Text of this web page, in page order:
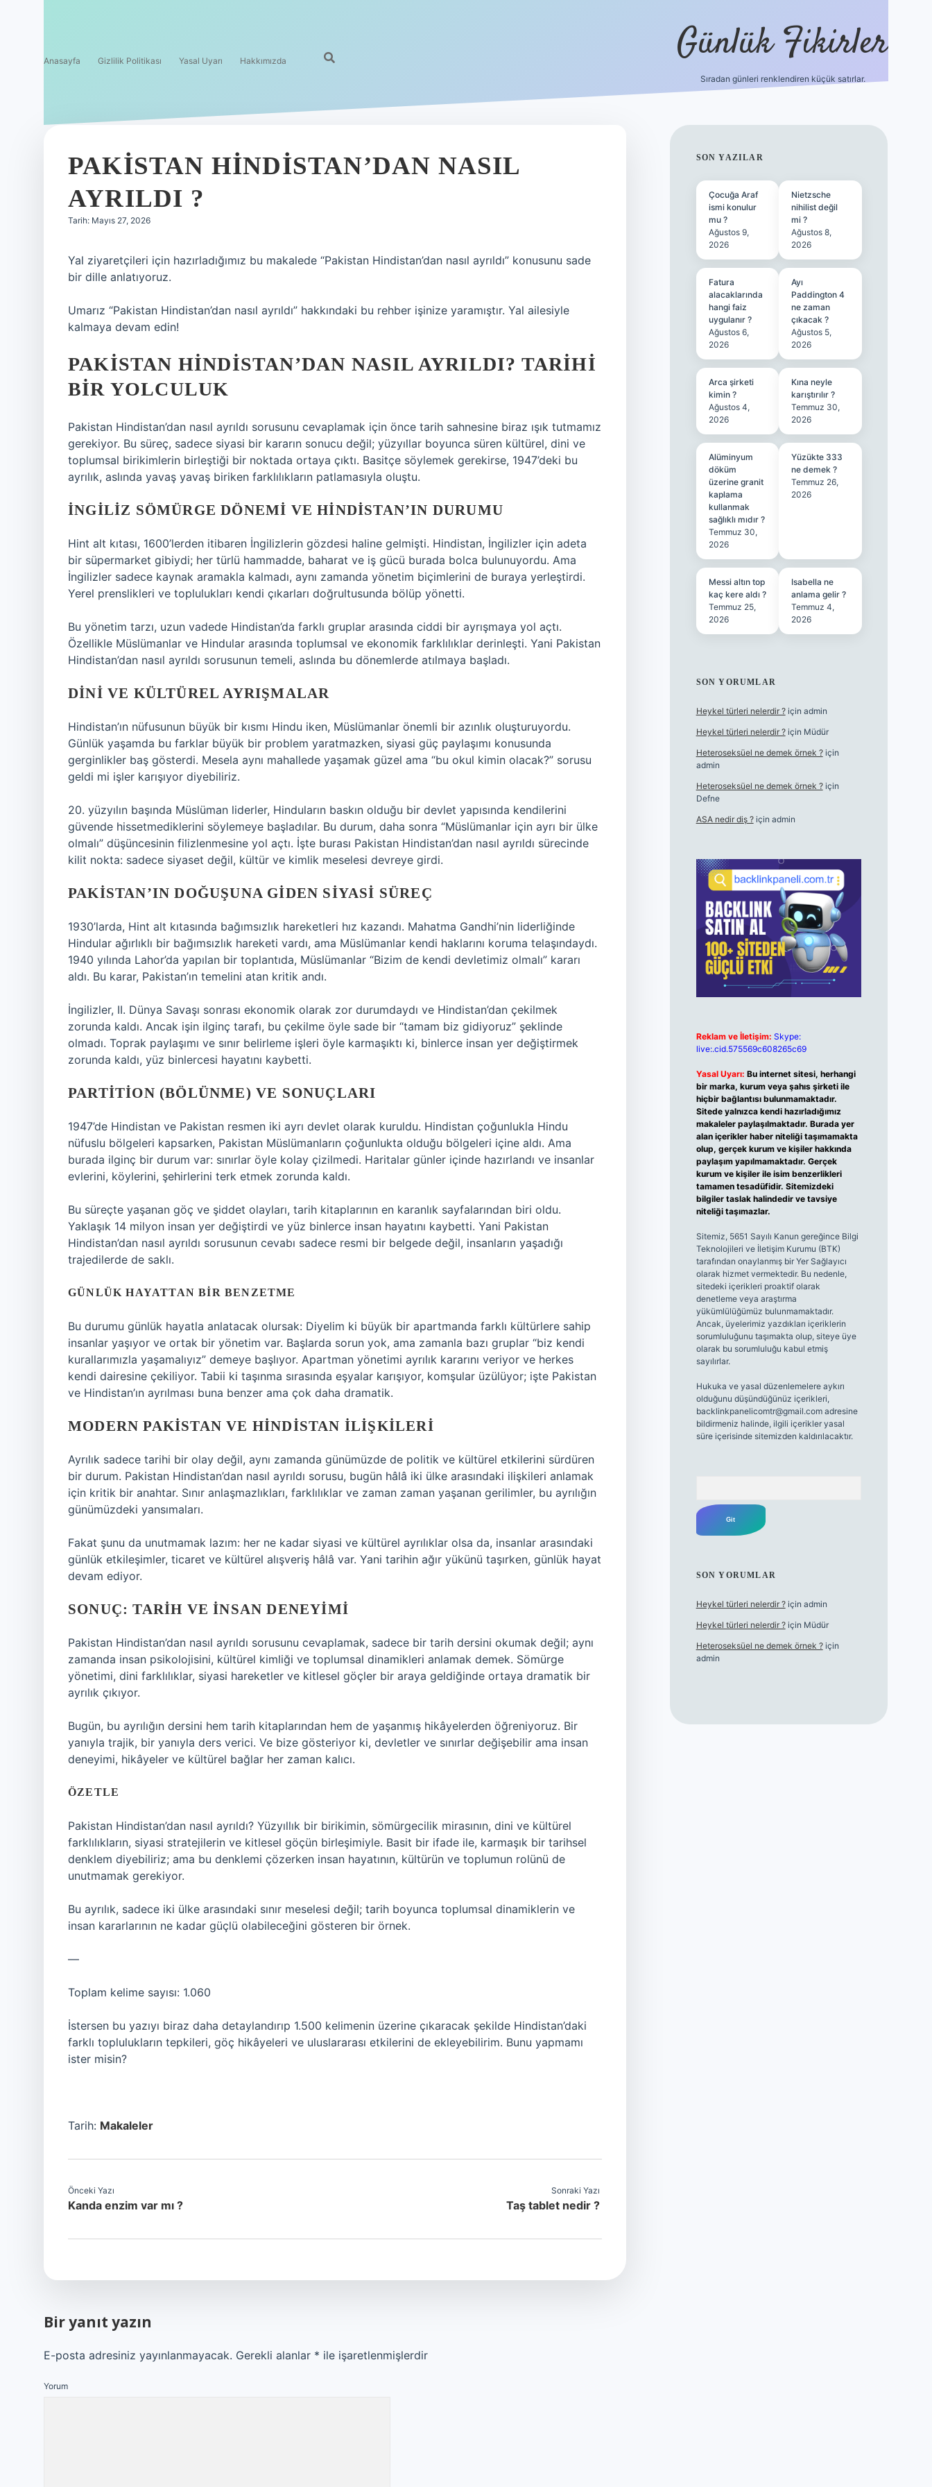
Anasayfa Gizlilik Politikası Yasal Uyarı Hakkımızda Günlük Fikirler
Sıradan günleri renklendiren küçük satırlar.
PAKISTAN HINDISTAN’DAN NASIL
AYRILDI ?
Tarih: Mayıs 27, 2026
Yal ziyaretçileri için hazırladığımız bu makalede “Pakistan Hindistan’dan nasıl ayrıldı” konusunu sade
bir dille anlatıyoruz.
Umarız “Pakistan Hindistan’dan nasıl ayrıldı” hakkındaki bu rehber işinize yaramıştır. Yal ailesiyle
kalmaya devam edin!
PAKISTAN HINDISTAN’DAN NASIL AYRILDI? TARIHI
BIR YOLCULUK
Pakistan Hindistan’dan nasıl ayrıldı sorusunu cevaplamak için önce tarih sahnesine biraz ışık tutmamız
gerekiyor. Bu süreç, sadece siyasi bir kararın sonucu değil; yüzyıllar boyunca süren kültürel, dini ve
toplumsal birikimlerin birleştiği bir noktada ortaya çıktı. Basitçe söylemek gerekirse, 1947’deki bu
ayrılık, aslında yavaş yavaş biriken farklılıkların patlamasıyla oluştu.
İNGILIZ SÖMÜRGE DÖNEMI VE HINDISTAN’IN DURUMU
Hint alt kıtası, 1600’lerden itibaren İngilizlerin gözdesi haline gelmişti. Hindistan, İngilizler için adeta
bir süpermarket gibiydi; her türlü hammadde, baharat ve iş gücü burada bolca bulunuyordu. Ama
İngilizler sadece kaynak aramakla kalmadı, aynı zamanda yönetim biçimlerini de buraya yerleştirdi.
Yerel prenslikleri ve toplulukları kendi çıkarları doğrultusunda bölüp yönetti.
Bu yönetim tarzı, uzun vadede Hindistan’da farklı gruplar arasında ciddi bir ayrışmaya yol açtı.
Özellikle Müslümanlar ve Hindular arasında toplumsal ve ekonomik farklılıklar derinleşti. Yani Pakistan
Hindistan’dan nasıl ayrıldı sorusunun temeli, aslında bu dönemlerde atılmaya başladı.
DINI VE KÜLTÜREL AYRIŞMALAR
Hindistan’ın nüfusunun büyük bir kısmı Hindu iken, Müslümanlar önemli bir azınlık oluşturuyordu.
Günlük yaşamda bu farklar büyük bir problem yaratmazken, siyasi güç paylaşımı konusunda
gerginlikler baş gösterdi. Mesela aynı mahallede yaşamak güzel ama “bu okul kimin olacak?” sorusu
geldi mi işler karışıyor diyebiliriz.
20. yüzyılın başında Müslüman liderler, Hinduların baskın olduğu bir devlet yapısında kendilerini
güvende hissetmediklerini söylemeye başladılar. Bu durum, daha sonra “Müslümanlar için ayrı bir ülke
olmalı” düşüncesinin filizlenmesine yol açtı. İşte burası Pakistan Hindistan’dan nasıl ayrıldı sürecinde
kilit nokta: sadece siyaset değil, kültür ve kimlik meselesi devreye girdi.
PAKISTAN’IN DOĞUŞUNA GIDEN SIYASI SÜREÇ
1930’larda, Hint alt kıtasında bağımsızlık hareketleri hız kazandı. Mahatma Gandhi’nin liderliğinde
Hindular ağırlıklı bir bağımsızlık hareketi vardı, ama Müslümanlar kendi haklarını koruma telaşındaydı.
1940 yılında Lahor’da yapılan bir toplantıda, Müslümanlar “Bizim de kendi devletimiz olmalı” kararı
aldı. Bu karar, Pakistan’ın temelini atan kritik andı.
İngilizler, II. Dünya Savaşı sonrası ekonomik olarak zor durumdaydı ve Hindistan’dan çekilmek
zorunda kaldı. Ancak işin ilginç tarafı, bu çekilme öyle sade bir “tamam biz gidiyoruz” şeklinde
olmadı. Toprak paylaşımı ve sınır belirleme işleri öyle karmaşıktı ki, binlerce insan yer değiştirmek
zorunda kaldı, yüz binlercesi hayatını kaybetti.
PARTITION (BÖLÜNME) VE SONUÇLARI
1947’de Hindistan ve Pakistan resmen iki ayrı devlet olarak kuruldu. Hindistan çoğunlukla Hindu
nüfuslu bölgeleri kapsarken, Pakistan Müslümanların çoğunlukta olduğu bölgeleri içine aldı. Ama
burada ilginç bir durum var: sınırlar öyle kolay çizilmedi. Haritalar günler içinde hazırlandı ve insanlar
evlerini, köylerini, şehirlerini terk etmek zorunda kaldı.
Bu süreçte yaşanan göç ve şiddet olayları, tarih kitaplarının en karanlık sayfalarından biri oldu.
Yaklaşık 14 milyon insan yer değiştirdi ve yüz binlerce insan hayatını kaybetti. Yani Pakistan
Hindistan’dan nasıl ayrıldı sorusunun cevabı sadece resmi bir belgede değil, insanların yaşadığı
trajedilerde de saklı.
GÜNLÜK HAYATTAN BIR BENZETME
Bu durumu günlük hayatla anlatacak olursak: Diyelim ki büyük bir apartmanda farklı kültürlere sahip
insanlar yaşıyor ve ortak bir yönetim var. Başlarda sorun yok, ama zamanla bazı gruplar “biz kendi
kurallarımızla yaşamalıyız” demeye başlıyor. Apartman yönetimi ayrılık kararını veriyor ve herkes
kendi dairesine çekiliyor. Tabii ki taşınma sırasında eşyalar karışıyor, komşular üzülüyor; işte Pakistan
ve Hindistan’ın ayrılması buna benzer ama çok daha dramatik.
MODERN PAKISTAN VE HINDISTAN İLIŞKILERI
Ayrılık sadece tarihi bir olay değil, aynı zamanda günümüzde de politik ve kültürel etkilerini sürdüren
bir durum. Pakistan Hindistan’dan nasıl ayrıldı sorusu, bugün hâlâ iki ülke arasındaki ilişkileri anlamak
için kritik bir anahtar. Sınır anlaşmazlıkları, farklılıklar ve zaman zaman yaşanan gerilimler, bu ayrılığın
günümüzdeki yansımaları.
Fakat şunu da unutmamak lazım: her ne kadar siyasi ve kültürel ayrılıklar olsa da, insanlar arasındaki
günlük etkileşimler, ticaret ve kültürel alışveriş hâlâ var. Yani tarihin ağır yükünü taşırken, günlük hayat
devam ediyor.
SONUÇ: TARIH VE İNSAN DENEYIMI
Pakistan Hindistan’dan nasıl ayrıldı sorusunu cevaplamak, sadece bir tarih dersini okumak değil; aynı
zamanda insan psikolojisini, kültürel kimliği ve toplumsal dinamikleri anlamak demek. Sömürge
yönetimi, dini farklılıklar, siyasi hareketler ve kitlesel göçler bir araya geldiğinde ortaya dramatik bir
ayrılık çıkıyor.
Bugün, bu ayrılığın dersini hem tarih kitaplarından hem de yaşanmış hikâyelerden öğreniyoruz. Bir
yanıyla trajik, bir yanıyla ders verici. Ve bize gösteriyor ki, devletler ve sınırlar değişebilir ama insan
deneyimi, hikâyeler ve kültürel bağlar her zaman kalıcı.
ÖZETLE
Pakistan Hindistan’dan nasıl ayrıldı? Yüzyıllık bir birikimin, sömürgecilik mirasının, dini ve kültürel
farklılıkların, siyasi stratejilerin ve kitlesel göçün birleşimiyle. Basit bir ifade ile, karmaşık bir tarihsel
denklem diyebiliriz; ama bu denklemi çözerken insan hayatının, kültürün ve toplumun rolünü de
unutmamak gerekiyor.
Bu ayrılık, sadece iki ülke arasındaki sınır meselesi değil; tarih boyunca toplumsal dinamiklerin ve
insan kararlarının ne kadar güçlü olabileceğini gösteren bir örnek.
—
Toplam kelime sayısı: 1.060
İstersen bu yazıyı biraz daha detaylandırıp 1.500 kelimenin üzerine çıkaracak şekilde Hindistan’daki
farklı toplulukların tepkileri, göç hikâyeleri ve uluslararası etkilerini de ekleyebilirim. Bunu yapmamı
ister misin?
Tarih: Makaleler
Önceki Yazı
Kanda enzim var mı ?
Sonraki Yazı
Taş tablet nedir ?
Bir yanıt yazın
E-posta adresiniz yayınlanmayacak. Gerekli alanlar * ile işaretlenmişlerdir
Yorum
SIDEBAR
SON YAZILAR
Çocuğa Araf
ismi konulur
mu ?
Ağustos 9,
2026
Nietzsche
nihilist değil
mi ?
Ağustos 8,
2026
Fatura
alacaklarında
hangi faiz
uygulanır ?
Ağustos 6,
2026
Ayı
Paddington 4
ne zaman
çıkacak ?
Ağustos 5,
2026
Arca şirketi
kimin ?
Ağustos 4,
2026
Kına neyle
karıştırılır ?
Temmuz 30,
2026
Alüminyum
döküm
üzerine granit
kaplama
kullanmak
sağlıklı mıdır ?
Temmuz 30,
2026
Yüzükte 333
ne demek ?
Temmuz 26,
2026
Messi altın top
kaç kere aldı ?
Temmuz 25,
2026
Isabella ne
anlama gelir ?
Temmuz 4,
2026
SON YORUMLAR
Heykel türleri nelerdir ?için admin
Heykel türleri nelerdir ?için Müdür
Heteroseksüel ne demek örnek ?için
admin
Heteroseksüel ne demek örnek ?için
Defne
ASA nedir diş ?için admin
Reklam ve İletişim: Skype:
live:.cid.575569c608265c69
Yasal Uyarı: Bu internet sitesi, herhangi
bir marka, kurum veya şahıs şirketi ile
hiçbir bağlantısı bulunmamaktadır.
Sitede yalnızca kendi hazırladığımız
makaleler paylaşılmaktadır. Burada yer
alan içerikler haber niteliği taşımamakta
olup, gerçek kurum ve kişiler hakkında
paylaşım yapılmamaktadır. Gerçek
kurum ve kişiler ile isim benzerlikleri
tamamen tesadüfidir. Sitemizdeki
bilgiler taslak halindedir ve tavsiye
niteliği taşımazlar.
Sitemiz, 5651 Sayılı Kanun gereğince Bilgi
Teknolojileri ve İletişim Kurumu (BTK)
tarafından onaylanmış bir Yer Sağlayıcı
olarak hizmet vermektedir. Bu nedenle,
sitedeki içerikleri proaktif olarak
denetleme veya araştırma
yükümlülüğümüz bulunmamaktadır.
Ancak, üyelerimiz yazdıkları içeriklerin
sorumluluğunu taşımakta olup, siteye üye
olarak bu sorumluluğu kabul etmiş
sayılırlar.
Hukuka ve yasal düzenlemelere aykırı
olduğunu düşündüğünüz içerikleri,
backlinkpanelicomtr@gmail.comadresine
bildirmeniz halinde, ilgili içerikler yasal
süre içerisinde sitemizden kaldırılacaktır.
SON YORUMLAR
Heykel türleri nelerdir ?için admin
Heykel türleri nelerdir ?için Müdür
Heteroseksüel ne demek örnek ?için
admin
ilbet güncel giriş